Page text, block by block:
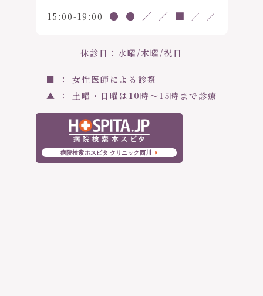
15:00-19:00 ● ● ／ ／ ■ ／ ／
休診日：水曜/木曜/祝日
■ ： 女性医師による診察
▲ ： 土曜・日曜は10時〜15時まで診療
病院検索ホスピタ クリニック西川